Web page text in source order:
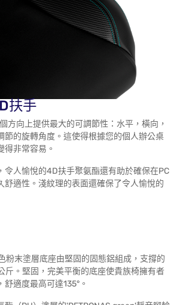
扶手
方向上提供最大的可調節性：水平，橫向，
節的旋轉角度。這使得根據您的個人辦公桌
得非常容易。
令人愉悅的4D扶手聚氨酯還有助於確保在PC
舒適性。淺紋理的表面還確保了令人愉悅的
粉末塗層底座由堅固的固態鋁組成，支撐的
斤。堅固，完美平衡的底座使貴族椅擁有者
適度最高可達135°。